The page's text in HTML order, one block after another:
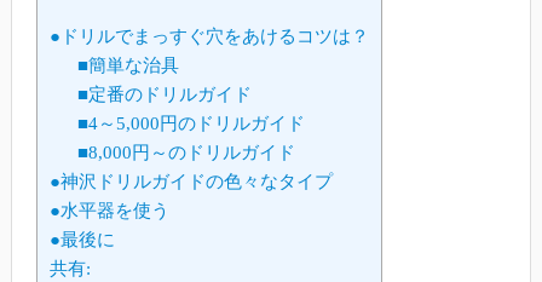
●ドリルでまっすぐ穴をあけるコツは？
■簡単な治具
■定番のドリルガイド
■4～5,000円のドリルガイド
■8,000円～のドリルガイド
●神沢ドリルガイドの色々なタイプ
●水平器を使う
●最後に
共有: